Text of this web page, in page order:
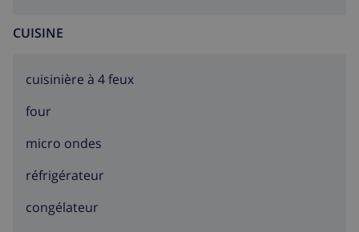
CUISINE
cuisinière à 4 feux
four
micro ondes
réfrigérateur
congélateur